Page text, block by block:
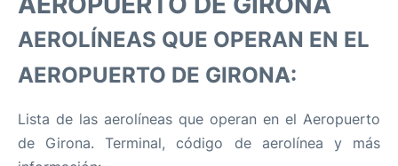
Parking
Transporte
AEROLÍNEAS QUE OPERAN EN EL
AEROPUERTO DE GIRONA:
Lista de las aerolíneas que operan en el Aeropuerto
de Girona. Terminal, código de aerolínea y más